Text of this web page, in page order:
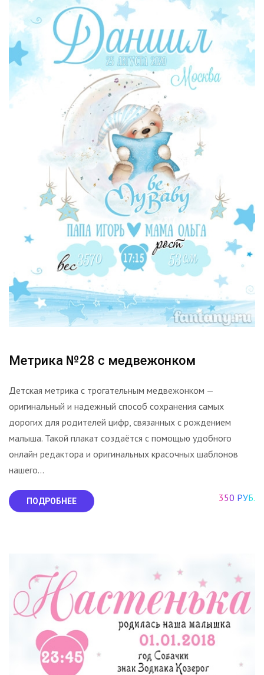
Метрика №28 с медвежонком
Детская метрика с трогательным медвежонком —
оригинальный и надежный способ сохранения самых
дорогих для родителей цифр, связанных с рождением
малыша. Такой плакат создаётся с помощью удобного
онлайн редактора и оригинальных красочных шаблонов
нашего...
ПОДРОБНЕЕ 350 РУБ.